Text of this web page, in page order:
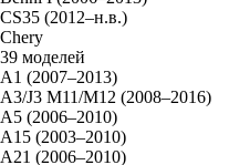
CS35 (2012–н.в.)
Chery
39 моделей
A1 (2007–2013)
A3/J3 M11/M12 (2008–2016)
A5 (2006–2010)
A15 (2003–2010)
A21 (2006–2010)